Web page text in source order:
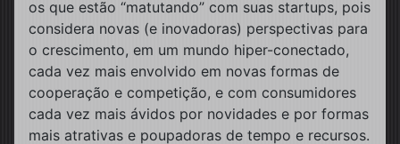
os que estão “matutando” com suas startups, pois
considera novas (e inovadoras) perspectivas para
o crescimento, em um mundo hiper-conectado,
cada vez mais envolvido em novas formas de
cooperação e competição, e com consumidores
cada vez mais ávidos por novidades e por formas
mais atrativas e poupadoras de tempo e recursos.